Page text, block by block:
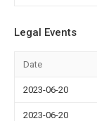
Legal Events
Date
2023-06-20
2023-06-20